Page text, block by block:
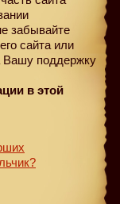
забывайте
сайта или
Вашу поддержку
в этой